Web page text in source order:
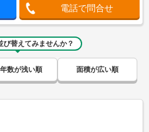
電話で問合せ
び替えてみませんか？
数が浅い順 面積が広い順